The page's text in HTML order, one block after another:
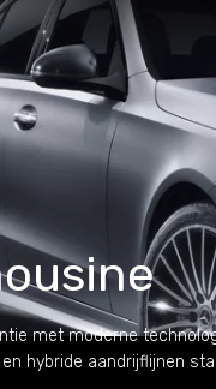
met moderne
hybride aandrijflijnen